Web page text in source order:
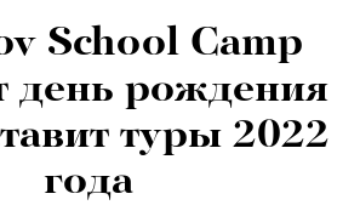
School Camp
день рождения
туры 2022
года